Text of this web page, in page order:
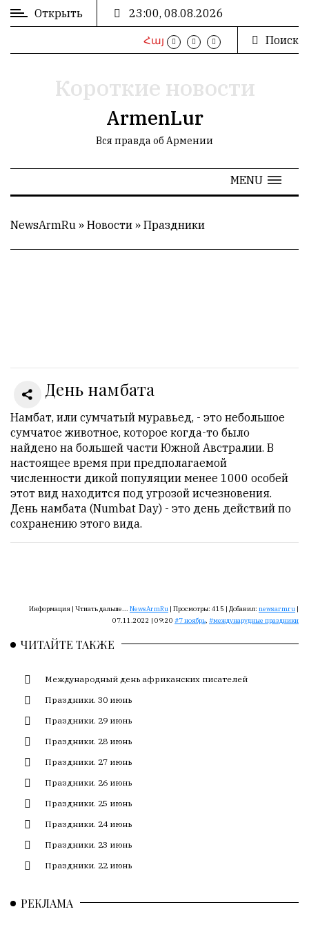
ВХОД
РЕГИСТРАЦИЯ
РЕКЛАМА
1
Гостей:
Пользователей:
0
НАШИ
ПРАВИЛА
Тонкие
обновляется
с
трудом,
но
душой.
не
лезет
тексты,
не
кромсает
не
Открыть 23:00, 08.08.2026
Հայ Поиск
Короткие новости
ArmenLur
Вся правда об Армении
MENU
NewsArmRu » Новости » Праздники
День намбата
Намбат, или сумчатый муравьед, - это небольшое
сумчатое животное, которое когда-то было
найдено на большей части Южной Австралии. В
настоящее время при предполагаемой
численности дикой популяции менее 1000 особей
этот вид находится под угрозой исчезновения.
День намбата (Numbat Day) - это день действий по
сохранению этого вида.
Информация | Чтиать дальше... NewsArmRu | Просмотры: 415 | Добавил: newsarmru |
07.11.2022 | 09:20
7 ноябрь, междунарудные праздники
ЧИТАЙТЕ ТАКЖЕ
Международный день африканских писателей
Праздники. 30 июнь
Праздники. 29 июнь
Праздники. 28 июнь
Праздники. 27 июнь
Праздники. 26 июнь
Праздники. 25 июнь
Праздники. 24 июнь
Праздники. 23 июнь
Праздники. 22 июнь
РЕКЛАМА